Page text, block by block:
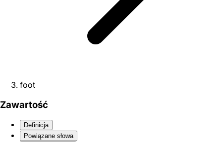
foot
Zawartość
Definicja
Powiązane słowa